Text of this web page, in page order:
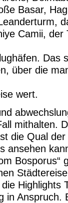
Basar,
Camii, der
Das
über die
wert.
mithalten.
die Qual
ansehen
Bosporus“
Highlights
in Anspruch.